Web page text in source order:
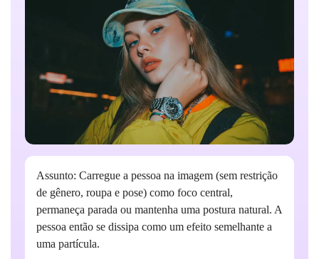
Assunto: Carregue a pessoa na imagem (sem restrição
de gênero, roupa e pose) como foco central,
permaneça parada ou mantenha uma postura natural. A
pessoa então se dissipa como um efeito semelhante a
uma partícula.